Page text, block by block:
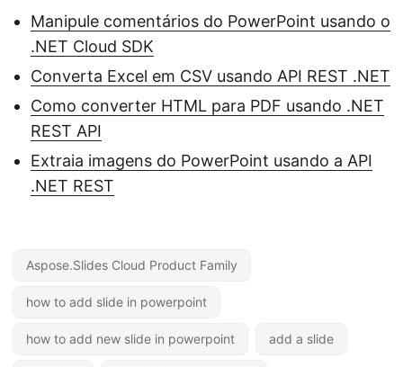
Manipule comentários do PowerPoint usando o
.NET Cloud SDK
Converta Excel em CSV usando API REST .NET
Como converter HTML para PDF usando .NET
REST API
Extraia imagens do PowerPoint usando a API
.NET REST
Aspose.Slides Cloud Product Family
how to add slide in powerpoint
how to add new slide in powerpoint add a slide